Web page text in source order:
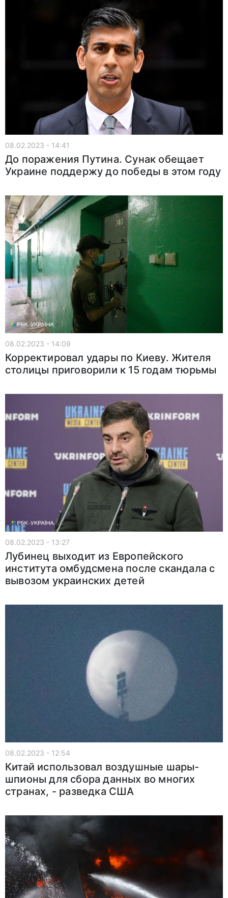
08.02.2023 - 14:41
До поражения Путина. Сунак обещает
Украине поддержу до победы в этом году
08.02.2023 - 14:09
Корректировал удары по Киеву. Жителя
столицы приговорили к 15 годам тюрьмы
08.02.2023 - 13:27
Лубинец выходит из Европейского
института омбудсмена после скандала с
вывозом украинских детей
08.02.2023 - 12:54
Китай использовал воздушные шары-
шпионы для сбора данных во многих
странах, - разведка США